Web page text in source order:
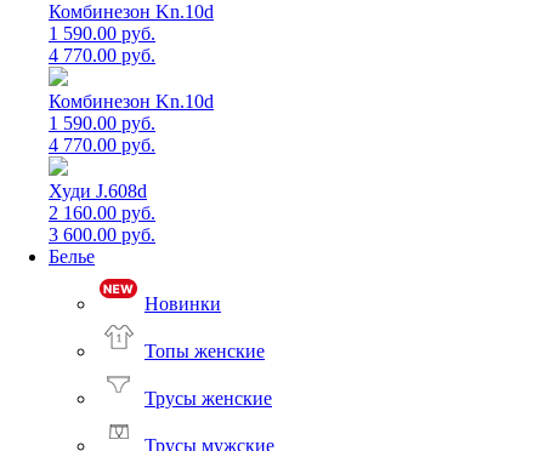
Комбинезон Kn.10d
1 590.00 руб.
4 770.00 руб.
Комбинезон Kn.10d
1 590.00 руб.
4 770.00 руб.
Худи J.608d
2 160.00 руб.
3 600.00 руб.
Белье
Новинки
Топы женские
Трусы женские
Трусы мужские